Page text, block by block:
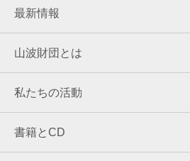
最新情報
山波財団とは
私たちの活動
書籍とCD